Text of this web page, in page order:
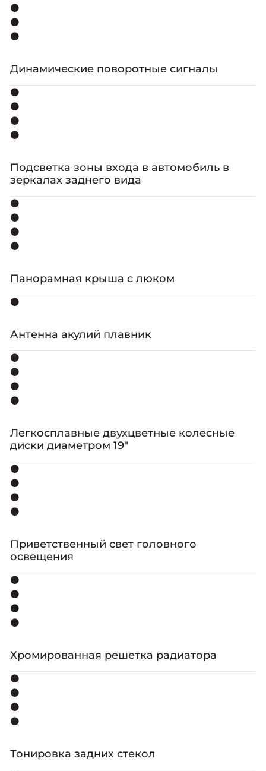
⚫
⚫
⚫
Динамические поворотные сигналы
⚫
⚫
⚫
⚫
Подсветка зоны входа в автомобиль в
зеркалах заднего вида
⚫
⚫
⚫
⚫
Панорамная крыша с люком
⚫
Антенна акулий плавник
⚫
⚫
⚫
⚫
Легкосплавные двухцветные колесные
диски диаметром 19"
⚫
⚫
⚫
⚫
Приветственный свет головного
освещения
⚫
⚫
⚫
⚫
Хромированная решетка радиатора
⚫
⚫
⚫
⚫
Тонировка задних стекол